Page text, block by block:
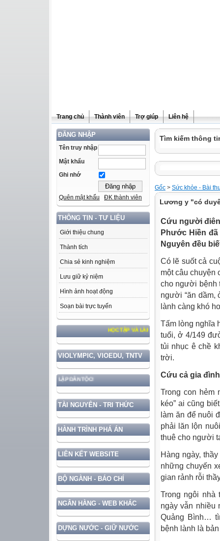
Trang chủ Thành viên Trợ giúp Liên hệ
ĐĂNG NHẬP
Tên truy nhập
Mật khẩu
Ghi nhớ
Quên mật khẩu ĐK thành viên
THÔNG TIN - TƯ LIỆU
Giới thiệu chung
Thành tích
Chia sẻ kinh nghiệm
Lưu giữ kỷ niệm
Hình ảnh hoạt động
Soạn bài trực tuyến
HỌC TẬP VÀ LÀM THEO TƯ TƯỞNG, ĐẠO ĐỨC,
VIOLYMPIC, VIOEDU, TNTV
QUYỀN VÀ ĐỘC LẬP DÂN TỘC!
TÀI NGUYÊN - TRI THỨC
HÀNH TRÌNH PHÁ ÁN
LIÊN KẾT WEBSITE
BỘ NGÀNH - BÁO CHÍ
NGÂN HÀNG - WEB KHÁC
DỰNG NƯỚC - GIỮ NƯỚC
Tìm kiếm thông
Gốc > Sức khỏe - Bài
Lương y "có
Cứu người
Phước Hiền
Nguyên đều
Có lẽ suốt cả
một câu
cho người bệnh
người “ăn dầm,
lành càng khó
Tấm lòng nghĩa
tuổi, ở 4/149
tủi nhục ê chề
trời.
Cứu cả gia
Trong con hẻm
kéo” ai cũng
làm ăn để nuôi
phải lăn lộn
thuê cho người
Hàng ngày,
những chuyến
gian rảnh rỗi
Trong ngôi nhà
ngày vẫn nhiều
Quảng Bình…
bệnh lành là